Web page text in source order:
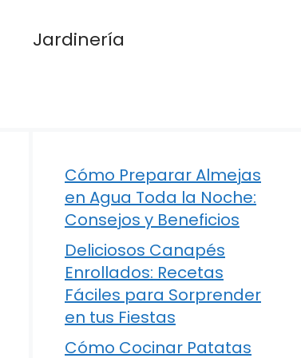
Jardinería
Cómo Preparar Almejas
en Agua Toda la Noche:
Consejos y Beneficios
Deliciosos Canapés
Enrollados: Recetas
Fáciles para Sorprender
en tus Fiestas
Cómo Cocinar Patatas